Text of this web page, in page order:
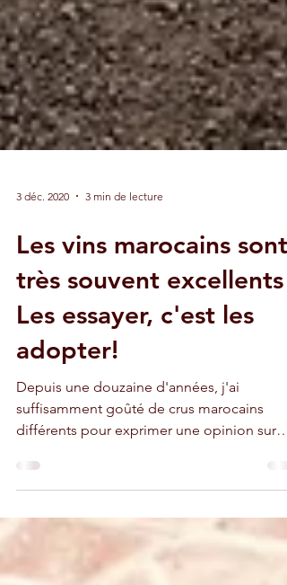
3 déc. 2020
Les vins marocains sont
très souvent excellents !
Les essayer, c'est les
adopter!
Depuis une douzaine d'années, j'ai
différents pour exprimer une opinion sur
leur qualité.